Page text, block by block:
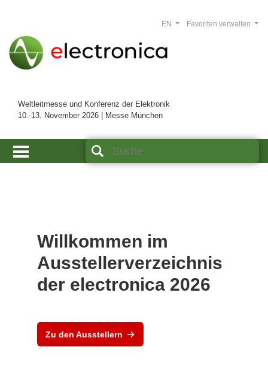
Weltleitmesse und Konferenz der Elektronik
10.-13. November 2026 | Messe München
Favoriten verwalten
EN
Willkommen im
Ausstellerverzeichnis
der electronica 2026
Zu den Ausstellern